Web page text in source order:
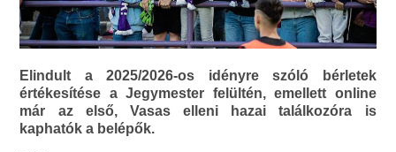
Elindult a 2025/2026-os idényre szóló bérletek
értékesítése a Jegymester felültén, emellett online
már az első, Vasas elleni hazai találkozóra is
kaphatók a belépők.